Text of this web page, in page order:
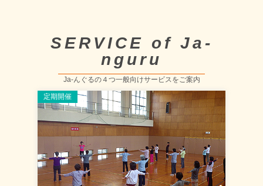
SERVICE of Ja-
nguru
Ja-んぐるの４つ一般向けサービスをご案内
定期開催